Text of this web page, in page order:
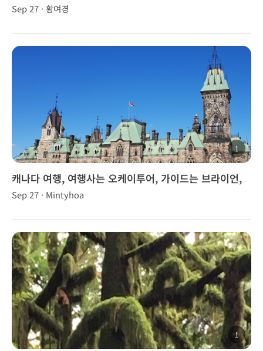
Sep 27 · 황여경
1
캐나다 여행, 여행사는 오케이투어, 가이드는 브라이언,
브라우니, 브니~~!
Sep 27 · Mintyhoa
1